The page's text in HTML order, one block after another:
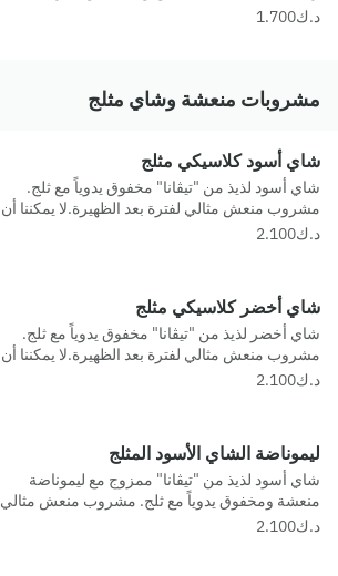
مخفوقة وبودرة كاكاو.
مشروبات منعشة وشاي مثلج
شاي أسود كلاسيكي مثلج
شاي أسود لذيذ من "تيڤانا" مخفوق يدوياً مع ثلج.
مشروب منعش مثالي لفترة بعد الظهيرة.لا يمكننا أن
نضمن خلو أي من منتجاتنا من المواد المسببة
شاي أخضر كلاسيكي مثلج
شاي أخضر لذيذ من "تيڤانا" مخفوق يدوياً مع ثلج.
مشروب منعش مثالي لفترة بعد الظهيرة.لا يمكننا أن
نضمن خلو أي من منتجاتنا من المواد المسببة
ليموناضة الشاي الأسود المثلج
شاي أسود لذيذ من "تيڤانا" ممزوج مع ليموناضة
منعشة ومخفوق يدوياً مع ثلج. مشروب منعش مثالي
لفترة بعد الظهيرة.لا يمكننا أن نضمن خلو أي من